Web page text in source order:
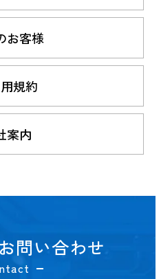
お客様
規約
案内
問い合わせ